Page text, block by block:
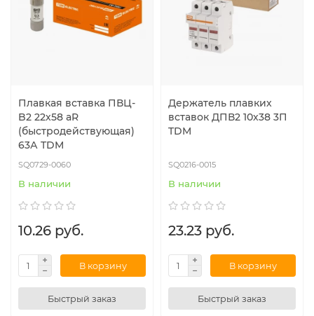
Плавкая вставка ПВЦ-
B2 22х58 aR
(быстродействующая)
63А TDM
SQ0729-0060
В наличии
10.26 руб.
В корзину
Быстрый заказ
Держатель плавких
вставок ДПВ2 10х38 3П
TDM
SQ0216-0015
В наличии
23.23 руб.
В корзину
Быстрый заказ